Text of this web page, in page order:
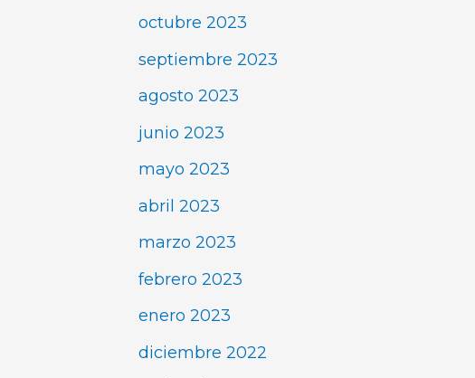
octubre 2023
septiembre 2023
agosto 2023
junio 2023
mayo 2023
abril 2023
marzo 2023
febrero 2023
enero 2023
diciembre 2022